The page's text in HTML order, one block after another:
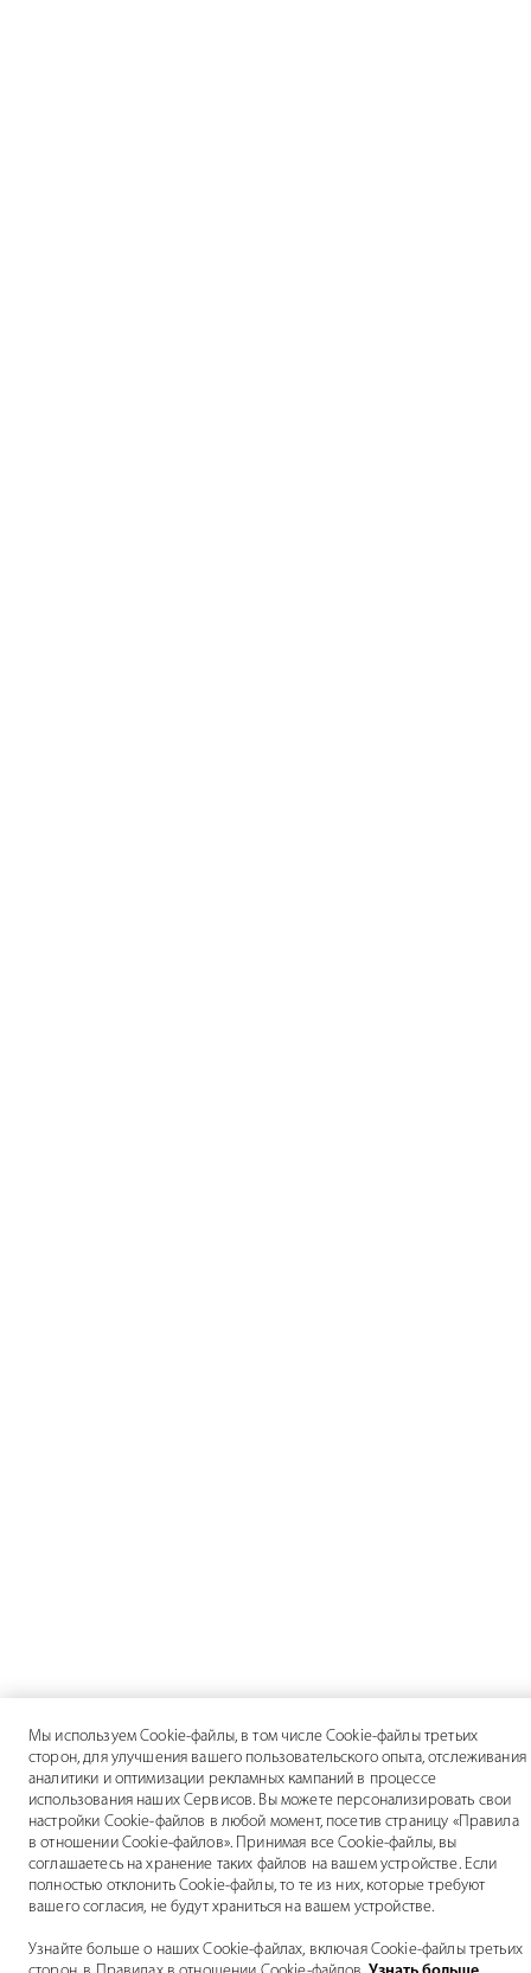
Мы используем Cookie-файлы, в том числе Cookie-файлы третьих
сторон, для улучшения вашего пользовательского опыта, отслеживания
аналитики и оптимизации рекламных кампаний в процессе
использования наших Сервисов. Вы можете персонализировать свои
настройки Cookie-файлов в любой момент, посетив страницу «Правила
в отношении Cookie-файлов». Принимая все Cookie-файлы, вы
соглашаетесь на хранение таких файлов на вашем устройстве. Если
полностью отклонить Cookie-файлы, то те из них, которые требуют
вашего согласия, не будут храниться на вашем устройстве.
Узнайте больше о наших Cookie-файлах, включая Cookie-файлы третьих